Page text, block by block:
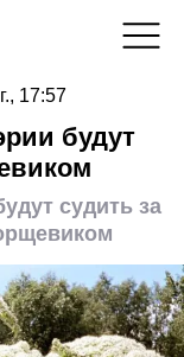
17:57
будут
судить за